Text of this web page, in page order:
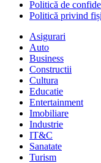
Politică de
Politică privind
Asigurari
Auto
Business
Constructii
Cultura
Educatie
Entertainment
Imobiliare
Industrie
IT&C
Sanatate
Turism